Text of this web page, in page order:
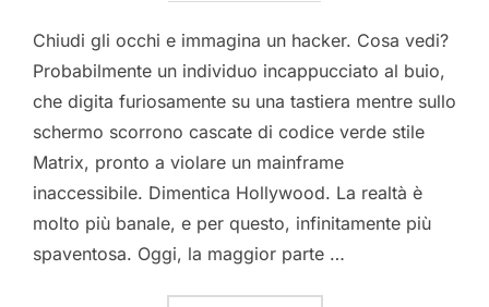
Chiudi gli occhi e immagina un hacker. Cosa vedi?
Probabilmente un individuo incappucciato al buio,
che digita furiosamente su una tastiera mentre sullo
schermo scorrono cascate di codice verde stile
Matrix, pronto a violare un mainframe
inaccessibile. Dimentica Hollywood. La realtà è
molto più banale, e per questo, infinitamente più
spaventosa. Oggi, la maggior parte …